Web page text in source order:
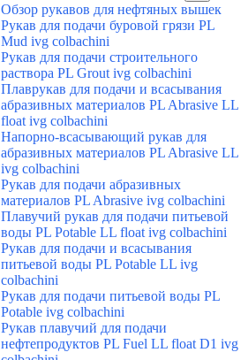
Обзор рукавов для нефтяных вышек
Рукав для подачи буровой грязи PL
Mud ivg colbachini
Рукав для подачи строительного
раствора PL Grout ivg colbachini
Плаврукав для подачи и всасывания
абразивных материалов PL Abrasive LL
float ivg colbachini
Напорно-всасывающий рукав для
абразивных материалов PL Abrasive LL
ivg colbachini
Рукав для подачи абразивных
материалов PL Abrasive ivg colbachini
Плавучий рукав для подачи питьевой
воды PL Potable LL float ivg colbachini
Рукав для подачи и всасывания
питьевой воды PL Potable LL ivg
colbachini
Рукав для подачи питьевой воды PL
Potable ivg colbachini
Рукав плавучий для подачи
нефтепродуктов PL Fuel LL float D1 ivg